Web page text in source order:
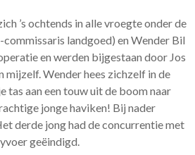
’s ochtends in alle vroegte onder de
landgoed) en Wender Bil
en werden bijgestaan door Jos
mijzelf. Wender hees zichzelf in de
tas aan een touw uit de boom naar
jonge haviken! Bij nader
derde jong had de concurrentie met
geëindigd.